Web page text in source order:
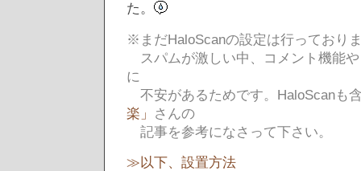
た。
※まだHaloScanの設定は行っており
スパムが激しい中、コメント機能
に
不安があるためです。HaloScanも
楽」
さんの
記事を参考になさって下さい。
≫以下、設置方法